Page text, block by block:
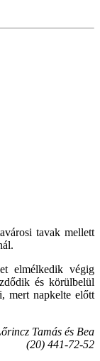
tavak mellett
elmélkedik végig
és körülbelül
mert napkelte előtt
Tamás és Bea
(20) 441-72-52